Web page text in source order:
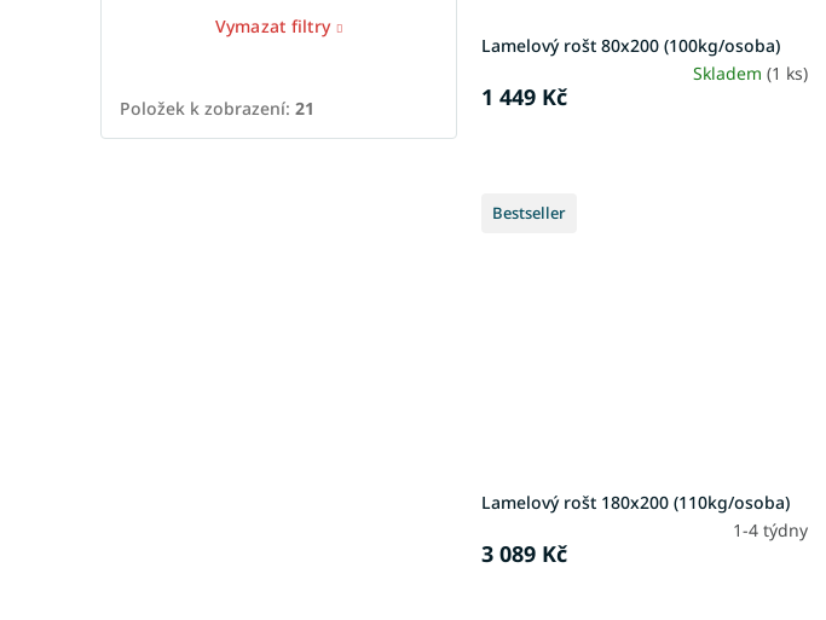
Vymazat filtry
Položek k zobrazení: 21
Lamelový rošt 80x200 (100kg/osoba)
Skladem(1 ks)
1 449 Kč
Bestseller
Lamelový rošt 180x200 (110kg/osoba)
1-4 týdny
3 089 Kč